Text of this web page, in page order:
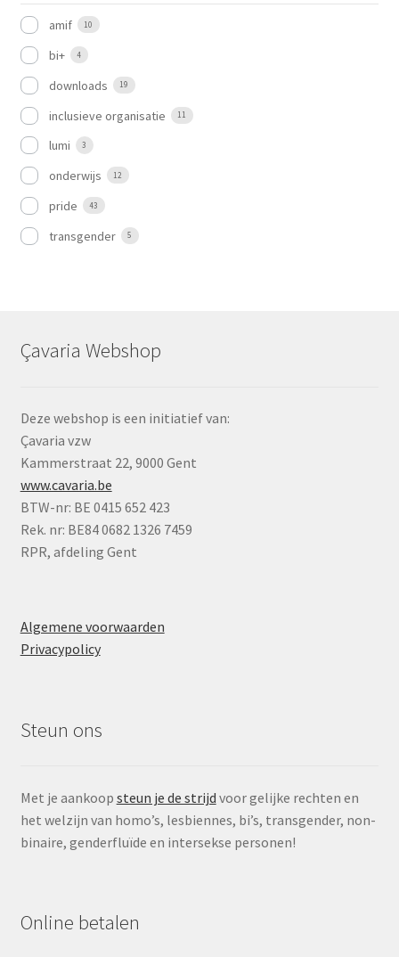
amif 10
bi+ 4
downloads 19
inclusieve organisatie 11
lumi 3
onderwijs 12
pride 43
transgender 5
Çavaria Webshop
Deze webshop is een initiatief van:
Çavaria vzw
Kammerstraat 22, 9000 Gent
www.cavaria.be
BTW-nr: BE 0415 652 423
Rek. nr: BE84 0682 1326 7459
RPR, afdeling Gent
Algemene voorwaarden
Privacypolicy
Steun ons
Met je aankoop steun je de strijd voor gelijke rechten en
het welzijn van homo’s, lesbiennes, bi’s, transgender, non-
binaire, genderfluïde en intersekse personen!
Online betalen